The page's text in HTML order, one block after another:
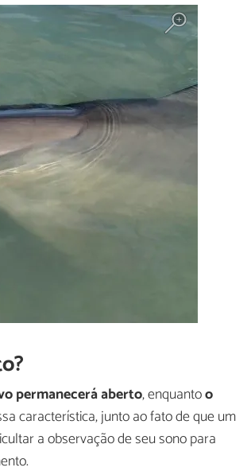
permanecerá aberto, enquantoo
característica, junto ao fato de que um
a observação de seu sono para